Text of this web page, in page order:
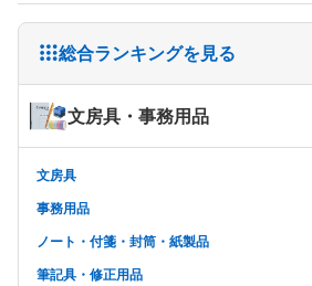
総合ランキングを見る
文房具・事務用品
文房具
事務用品
ノート・付箋・封筒・紙製品
筆記具・修正用品